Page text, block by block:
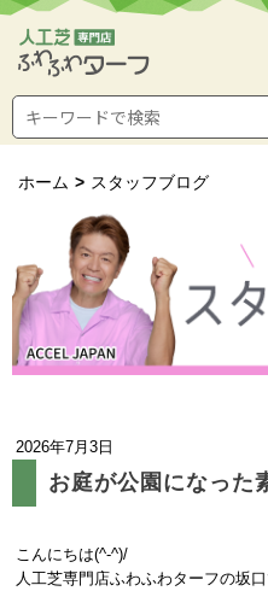
ホーム > スタッフブログ
2026年7月3日
お庭が公園になった
こんにちは(^-^)/
人工芝専門店ふわふわターフの坂口